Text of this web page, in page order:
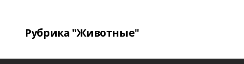
Рубрика "Животные"